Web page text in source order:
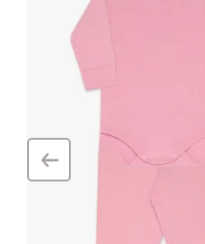
–
‹